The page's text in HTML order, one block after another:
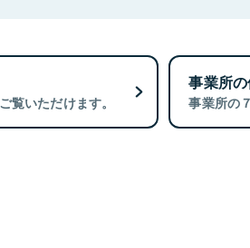
覧いただけます。
事業所
事業所の